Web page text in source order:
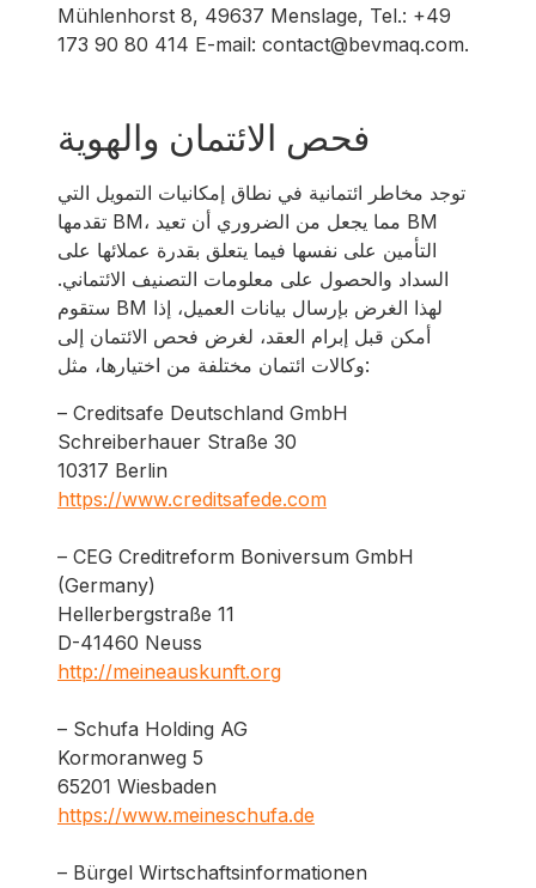
Mühlenhorst 8, 49637 Menslage, Tel.: +49
173 90 80 414 E-mail: contact@bevmaq.com.
فحص الائتمان والهوية
توجد مخاطر ائتمانية في نطاق إمكانيات التمويل التي
تقدمها BM، مما يجعل من الضروري أن تعيد BM
التأمين على نفسها فيما يتعلق بقدرة عملائها على
السداد والحصول على معلومات التصنيف الائتماني.
ستقوم BM لهذا الغرض بإرسال بيانات العميل، إذا
أمكن قبل إبرام العقد، لغرض فحص الائتمان إلى
وكالات ائتمان مختلفة من اختيارها، مثل:
– Creditsafe Deutschland GmbH
Schreiberhauer Straße 30
10317 Berlin
https://www.creditsafede.com
– CEG Creditreform Boniversum GmbH
(Germany)
Hellerbergstraße 11
D-41460 Neuss
http://meineauskunft.org
– Schufa Holding AG
Kormoranweg 5
65201 Wiesbaden
https://www.meineschufa.de
– Bürgel Wirtschaftsinformationen